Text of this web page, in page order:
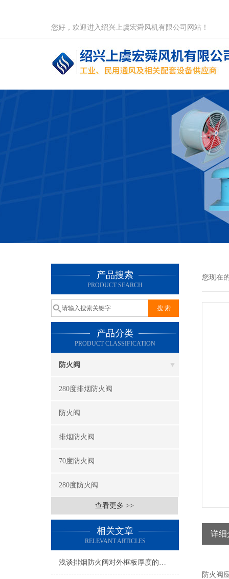
您好，欢迎进入绍兴上虞宏舜风机有限公司网站！
产品搜索
PRODUCT SEARCH
产品分类
PRODUCT CLASSIFICATION
防火阀
280度排烟防火阀
防火阀
排烟防火阀
70度防火阀
280度防火阀
查看更多 >>
相关文章
RELEVANT ARTICLES
浅谈排烟防火阀对外框板厚度的要求
您现在
详细
防火阀